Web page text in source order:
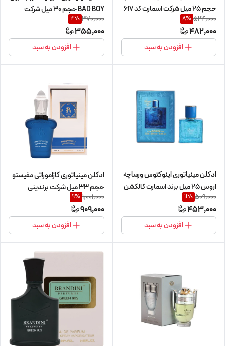
حجم 25 میل شرکت اسمارت کد 617
524,000
8%
482,000
افزودن به سبد
BAD BOY حجم 30 میل شرکت
بالرینا
370,000
4%
355,000
افزودن به سبد
ادکلن مینیاتوری اینوکتوس ورساچه
اروس 25 میل برند اسمارت کالکشن
کد 352
509,000
11%
453,000
افزودن به سبد
ادکلن مینیاتوری کازاموراتی مفیستو
حجم 33 میل شرکت برندینی
1,001,000
9%
909,000
افزودن به سبد